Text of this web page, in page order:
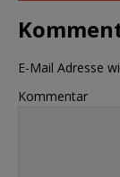
E-Mail Adresse
Kommentar